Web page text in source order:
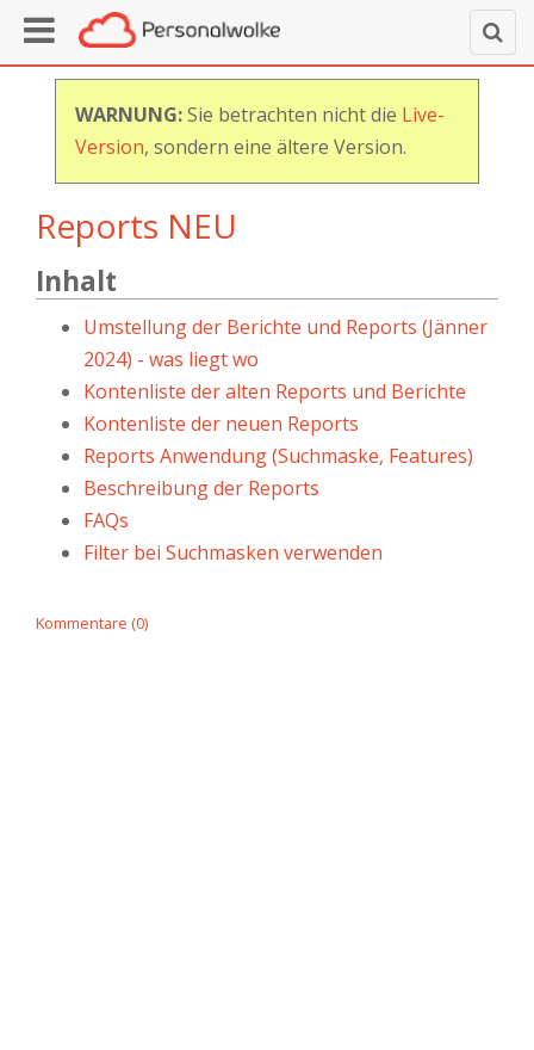
WARNUNG:Sie betrachten nicht die Live-
Version, sondern eine ältere Version.
Reports NEU
Inhalt
Umstellung der Berichte und Reports (Jänner
2024) - was liegt wo
Kontenliste der alten Reports und Berichte
Kontenliste der neuen Reports
Reports Anwendung (Suchmaske, Features)
Beschreibung der Reports
FAQs
Filter bei Suchmasken verwenden
Kommentare (0)